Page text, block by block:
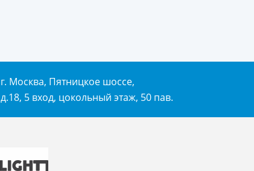
г. Москва, Пятницкое шоссе,
д.18, 5 вход, цокольный этаж, 50 пав.